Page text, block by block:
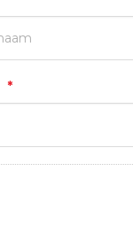
*